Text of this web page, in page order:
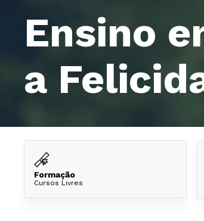
Ensino
a
Formação
Cursos Livres